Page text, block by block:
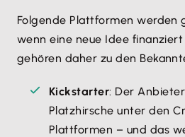
Folgende Plattformen werden
wenn eine neue Idee
gehören daher zu den
Kickstarter: Der
Platzhirsche unter den
Plattformen – und das